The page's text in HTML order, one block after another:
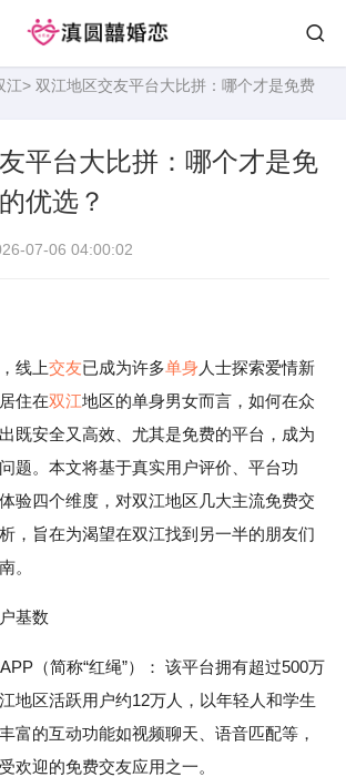
江> 双江地区交友平台大比拼：哪个才是免费
平台大比拼：哪个才是免
优选？
07-06 04:00:02
线上交友已成为许多单身 人士探索爱情新
住在双江地区的单身男女而言，如何在众
既安全又高效、尤其是免费的平台，成为
题。本文将基于真实用户评价、平台功
验四个维度，对双江地区几大主流免费交
，旨在为渴望在双江找到另一半的朋友们
。
基数
（简称“红绳”）： 该平台拥有超过500万
地区活跃用户约12万人，以年轻人和学生
富的互动功能如视频聊天、语音匹配等，
欢迎的免费交友应用之一。